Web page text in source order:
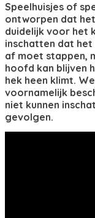
Speelhuisjes of
ontworpen dat
duidelijk voor het
inschatten dat
af moet stappen,
hoofd kan blijven
hek heen klimt.
voornamelijk
niet kunnen
gevolgen.